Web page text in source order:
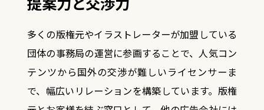
多くの版権元やイラストレーターが加盟している
団体の事務局の運営に参画することで、 人気コン
テンツから国外の交渉が難しいライセンサーま
で、幅広いリレーションを構築しています。 版権